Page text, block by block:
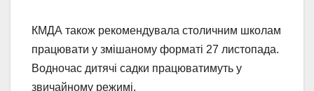
КМДА також рекомендувала столичним школам
працювати у змішаному форматі 27 листопада.
Водночас дитячі садки працюватимуть у
звичайному режимі.